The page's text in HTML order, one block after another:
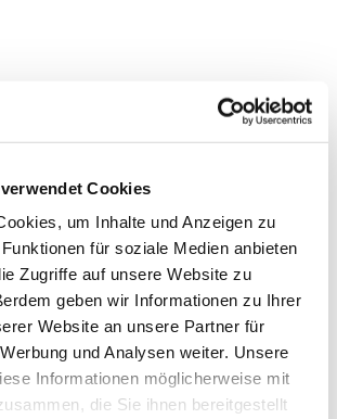
Cookies
um Inhalte und Anzeigen zu
für soziale Medien anbieten
Zugriffe auf unsere Website zu
geben wir Informationen zu Ihrer
Website an unsere Partner für
und Analysen weiter. Unsere
Informationen möglicherweise mit
die Sie ihnen bereitgestellt